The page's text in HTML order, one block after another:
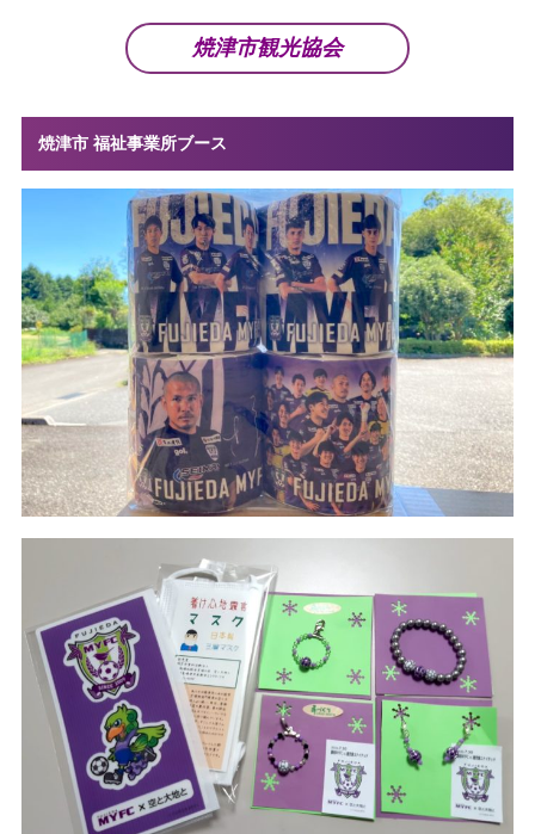
焼津市観光協会
焼津市 福祉事業所ブース